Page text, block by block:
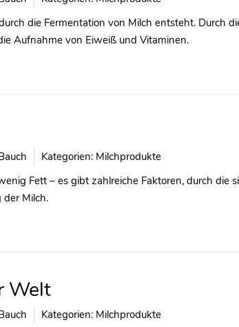
die Fermentation von Milch entsteht. Durch
Aufnahme von Eiweiß und Vitaminen.
Kategorien: Milchprodukte
Fett – es gibt zahlreiche Faktoren, durch die
der Milch.
Welt
Kategorien: Milchprodukte